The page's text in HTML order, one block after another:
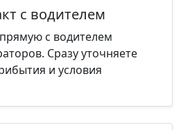
с водителем
с водителем
Сразу уточняете
и условия